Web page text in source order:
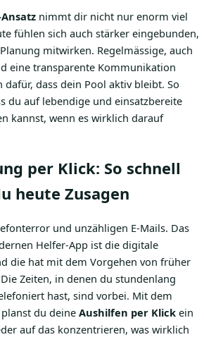
nimmt dir nicht nur enorm viel
fühlen sich auch stärker eingebunden,
mitwirken. Regelmässige, auch
eine transparente Kommunikation
dafür, dass dein Pool aktiv bleibt. So
du auf lebendige und einsatzbereite
kannst, wenn es wirklich darauf
per Klick: So schnell
heute Zusagen
und unzähligen E-Mails. Das
Helfer-App ist die digitale
die hat mit dem Vorgehen von früher
Zeiten, in denen du stundenlang
hast, sind vorbei. Mit dem
du deine Aushilfen per Klick ein
auf das konzentrieren, was wirklich